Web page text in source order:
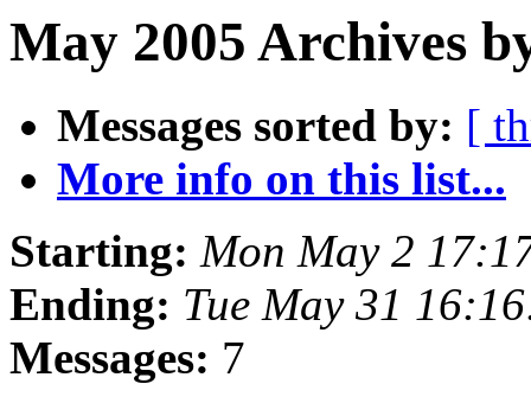
May 2005 Archives
Messages sorted by: [
More info on this list...
Starting: Mon May 2
Ending: Tue May 31
Messages: 7